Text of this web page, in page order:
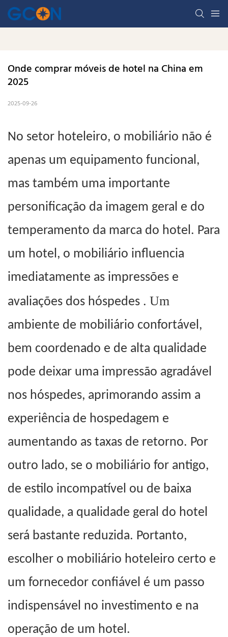
Onde comprar móveis de hotel na China em
2025
2025-09-26
No setor hoteleiro, o mobiliário não é
apenas um equipamento funcional,
mas também uma importante
personificação da imagem geral e do
temperamento da marca do hotel. Para
um hotel, o mobiliário influencia
imediatamente as impressões e
avaliações dos hóspedes . Um
ambiente de mobiliário confortável,
bem coordenado e de alta qualidade
pode deixar uma impressão agradável
nos hóspedes, aprimorando assim a
experiência de hospedagem e
aumentando as taxas de retorno. Por
outro lado, se o mobiliário for antigo,
de estilo incompatível ou de baixa
qualidade, a qualidade geral do hotel
será bastante reduzida. Portanto,
escolher o mobiliário hoteleiro certo e
um fornecedor confiável é um passo
indispensável no investimento e na
operação de um hotel.